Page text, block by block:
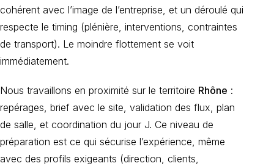
cohérent avec l’image de l’entreprise, et un déroulé qui
respecte le timing (plénière, interventions, contraintes
de transport). Le moindre flottement se voit
immédiatement.
Nous travaillons en proximité sur le territoire Rhône :
repérages, brief avec le site, validation des flux, plan
de salle, et coordination du jour J. Ce niveau de
préparation est ce qui sécurise l’expérience, même
avec des profils exigeants (direction, clients,